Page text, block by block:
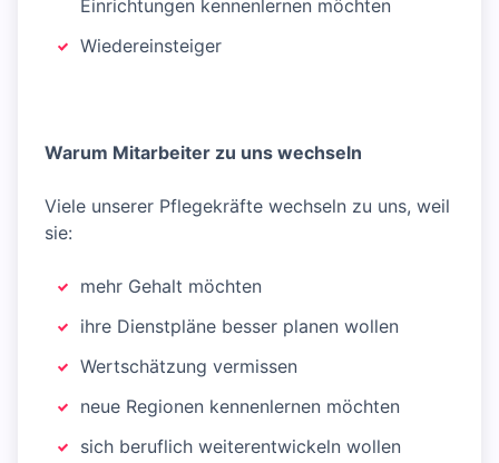
Einrichtungen kennenlernen möchten
Wiedereinsteiger
Warum Mitarbeiter zu uns wechseln
Viele unserer Pflegekräfte wechseln zu uns, weil
sie:
mehr Gehalt möchten
ihre Dienstpläne besser planen wollen
Wertschätzung vermissen
neue Regionen kennenlernen möchten
sich beruflich weiterentwickeln wollen